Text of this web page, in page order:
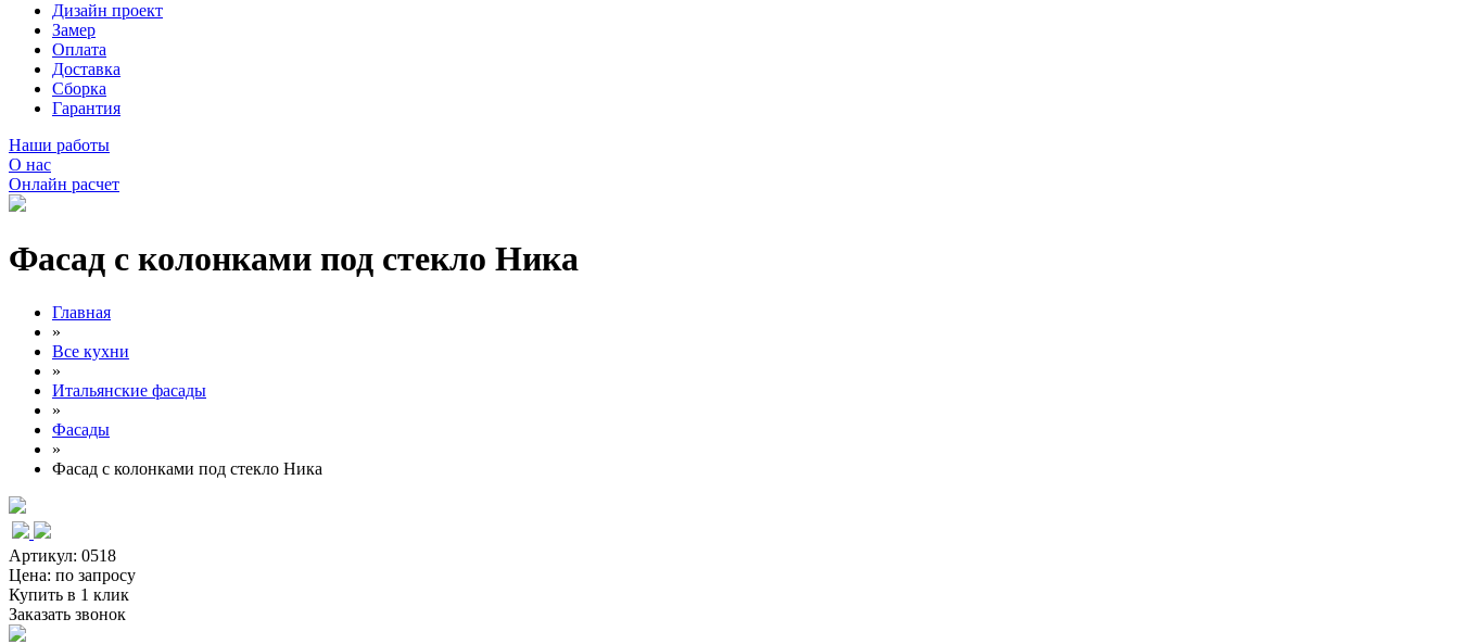
Дизайн проект
Замер
Оплата
Доставка
Сборка
Гарантия
Наши работы
О нас
Онлайн расчет
Фасад с колонками под стекло Ника
Главная
»
Все кухни
»
Итальянские фасады
»
Фасады
»
Фасад с колонками под стекло Ника
Артикул: 0518
Цена: по запросу
Купить в 1 клик
Заказать звонок